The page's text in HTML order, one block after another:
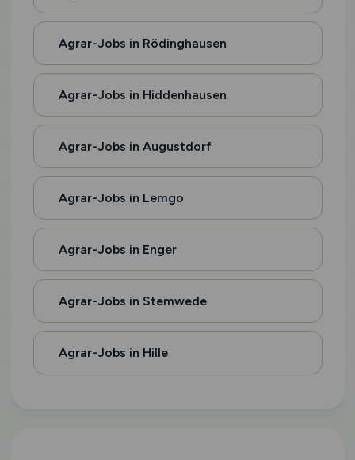
Agrar-Jobs in Rödinghausen
Agrar-Jobs in Hiddenhausen
Agrar-Jobs in Augustdorf
Agrar-Jobs in Lemgo
Agrar-Jobs in Enger
Agrar-Jobs in Stemwede
Agrar-Jobs in Hille